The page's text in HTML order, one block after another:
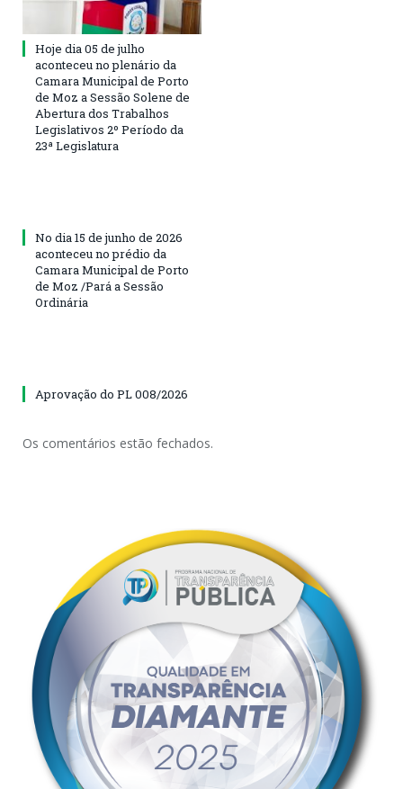
Hoje dia 05 de julho
aconteceu no plenário da
Camara Municipal de Porto
de Moz a Sessão Solene de
Abertura dos Trabalhos
Legislativos 2º Período da
23ª Legislatura
No dia 15 de junho de 2026
aconteceu no prédio da
Camara Municipal de Porto
de Moz /Pará a Sessão
Ordinária
Aprovação do PL 008/2026
Os comentários estão fechados.